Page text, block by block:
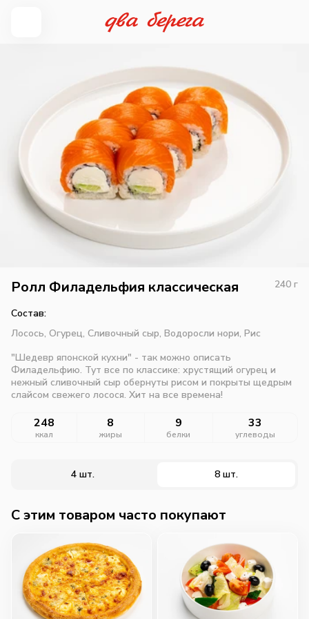
Ролл Филадельфия классическая 240 г
Состав:
Лосось, Огурец, Сливочный сыр, Водоросли нори, Рис
"Шедевр японской кухни" - так можно описать
Филадельфию. Тут все по классике: хрустящий огурец и
нежный сливочный сыр обернуты рисом и покрыты щедрым
слайсом свежего лосося. Хит на все времена!
248
ккал
8
жиры
9
белки
33
углеводы
4 шт. 8 шт.
C этим товаром часто покупают